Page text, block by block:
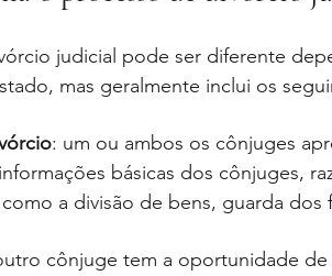
judicial pode ser diferente
mas geralmente inclui os
: um ou ambos os cônjuges
básicas dos cônjuges,
a divisão de bens, guarda dos
cônjuge tem a oportunidade